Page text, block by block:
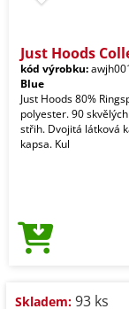
Just Hoods
kód výrobku:
Blue
Just Hoods 80%
polyester. 90
střih. Dvojitá látková
kapsa. Kul
Skladem: 93 ks